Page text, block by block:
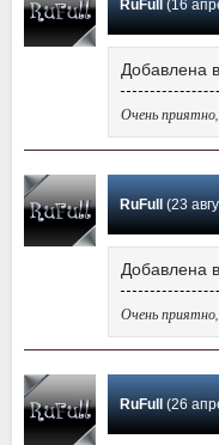
RuFull (16
Добавлена
Очень
RuFull (23
Добавлена
Очень
RuFull (26